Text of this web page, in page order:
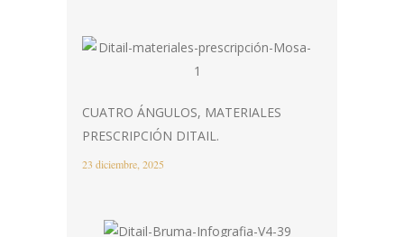
CUATRO ÁNGULOS, MATERIALES
PRESCRIPCIÓN DITAIL.
23 diciembre, 2025